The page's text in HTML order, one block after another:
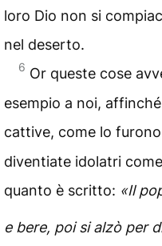
loro Dio non si
nel deserto.
6 Or queste cose
esempio a noi,
cattive, come lo
diventiate idolatri
quanto è scritto: «Il
e bere, poi si alzò per